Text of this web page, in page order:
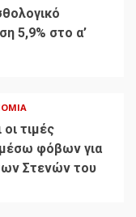
5,9% στο α’
τιμές
μέσω φόβων για
Στενών του